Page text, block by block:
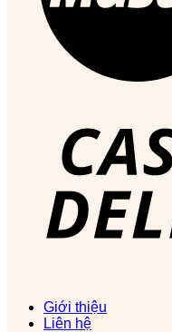
Giới thiệu
Liên hệ